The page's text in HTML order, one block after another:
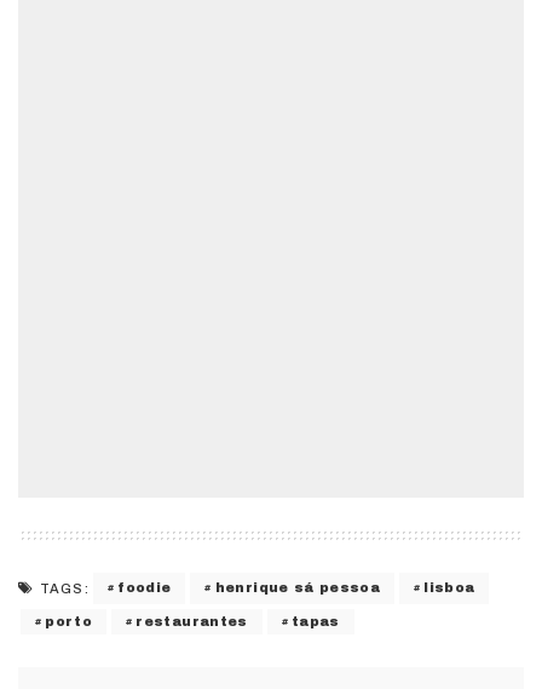
TAGS: foodie henrique sá pessoa lisboa
porto restaurantes tapas